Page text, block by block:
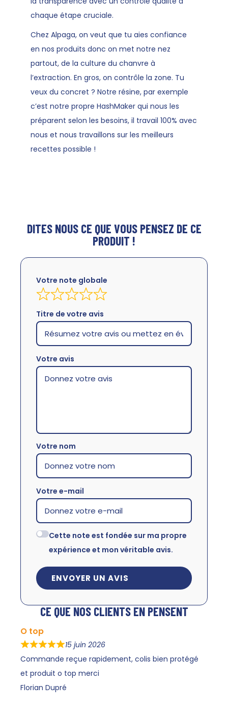
chaque étape cruciale.
Chez Alpaga, on veut que tu aies confiance
en nos produits donc on met notre nez
partout, de la culture du chanvre à
l’extraction. En gros, on contrôle la zone. Tu
veux du concret ? Notre résine, par exemple
c’est notre propre HashMaker qui nous les
préparent selon les besoins, il travail 100% avec
nous et nous travaillons sur les meilleurs
recettes possible !
DITES NOUS CE QUE VOUS PENSEZ DE CE
PRODUIT !
Votre note globale
Titre de votre avis
Votre avis
Votre nom
Votre e-mail
Cette note est fondée sur ma propre
expérience et mon véritable avis.
ENVOYER UN AVIS
CE QUE NOS CLIENTS EN PENSENT
O top
15 juin 2026
Commande reçue rapidement, colis bien protégé
et produit o top merci
Florian Dupré